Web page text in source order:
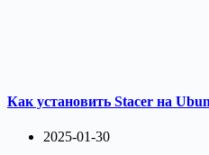
Как установить Stacer на
2025-01-30